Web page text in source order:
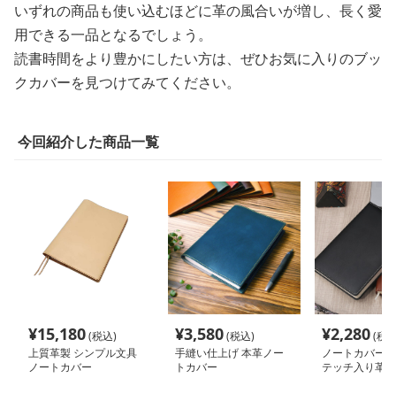
いずれの商品も使い込むほどに革の風合いが増し、長く愛
用できる一品となるでしょう。
読書時間をより豊かにしたい方は、ぜひお気に入りのブッ
クカバーを見つけてみてください。
今回紹介した商品一覧
¥15,180(税込)
上質革製 シンプル文具
ノートカバー
¥3,580(税込)
手縫い仕上げ 本革ノー
トカバー
¥2,280(税
ノートカバー
テッチ入り革